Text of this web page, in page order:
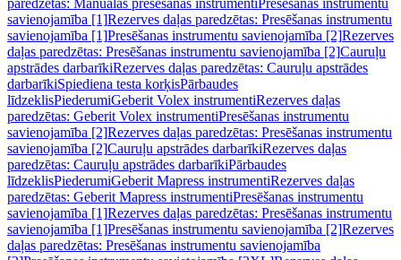
paredzētas: Manuālās presēšanas instrumentiPresēšanas instrumentu
savienojamība [1]Rezerves daļas paredzētas: Presēšanas instrumentu
savienojamība [1]Presēšanas instrumentu savienojamība [2]Rezerves
daļas paredzētas: Presēšanas instrumentu savienojamība [2]Cauruļu
apstrādes darbarīkiRezerves daļas paredzētas: Cauruļu apstrādes
darbarīkiSpiediena testa korķisPārbaudes
līdzeklisPiederumiGeberit Volex instrumentiRezerves daļas
paredzētas: Geberit Volex instrumentiPresēšanas instrumentu
savienojamība [2]Rezerves daļas paredzētas: Presēšanas instrumentu
savienojamība [2]Cauruļu apstrādes darbarīkiRezerves daļas
paredzētas: Cauruļu apstrādes darbarīkiPārbaudes
līdzeklisPiederumiGeberit Mapress instrumentiRezerves daļas
paredzētas: Geberit Mapress instrumentiPresēšanas instrumentu
savienojamība [1]Rezerves daļas paredzētas: Presēšanas instrumentu
savienojamība [1]Presēšanas instrumentu savienojamība [2]Rezerves
daļas paredzētas: Presēšanas instrumentu savienojamība